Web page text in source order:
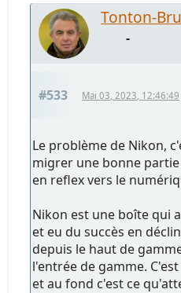
Tonton-
-
#533 Mai 03, 2023, 12:46:49
Le problème de Nikon,
migrer une bonne
en reflex vers le
Nikon est une boîte qui
et eu du succès en
depuis le haut de
l'entrée de gamme.
et au fond c'est ce